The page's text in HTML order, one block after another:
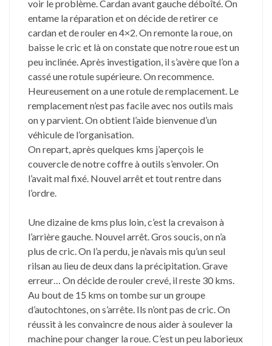
voir le problème. Cardan avant gauche déboîté. On
entame la réparation et on décide de retirer ce
cardan et de rouler en 4×2. On remonte la roue, on
baisse le cric et là on constate que notre roue est un
peu inclinée. Après investigation, il s’avère que l’on a
cassé une rotule supérieure. On recommence.
Heureusement on a une rotule de remplacement. Le
remplacement n’est pas facile avec nos outils mais
on y parvient. On obtient l’aide bienvenue d’un
véhicule de l’organisation.
On repart, après quelques kms j’aperçois le
couvercle de notre coffre à outils s’envoler. On
l’avait mal fixé. Nouvel arrêt et tout rentre dans
l’ordre.
Une dizaine de kms plus loin, c’est la crevaison à
l’arrière gauche. Nouvel arrêt. Gros soucis, on n’a
plus de cric. On l’a perdu, je n’avais mis qu’un seul
rilsan au lieu de deux dans la précipitation. Grave
erreur… On décide de rouler crevé, il reste 30 kms.
Au bout de 15 kms on tombe sur un groupe
d’autochtones, on s’arrête. Ils n’ont pas de cric. On
réussit à les convaincre de nous aider à soulever la
machine pour changer la roue. C’est un peu laborieux